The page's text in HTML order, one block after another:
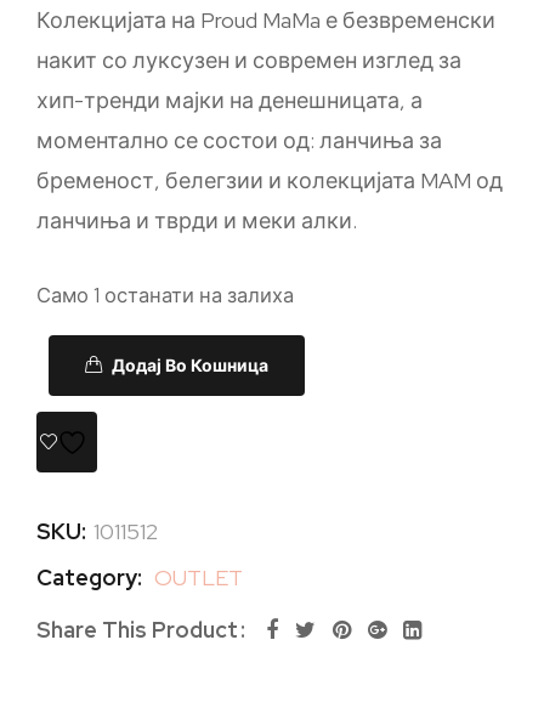
Колекцијата на Proud MaMa е безвременски
накит со луксузен и современ изглед за
хип-тренди мајки на денешницата, а
моментално се состои од: ланчиња за
бременост, белегзии и колекцијата MAM од
ланчиња и тврди и меки алки.
Само 1 останати на залиха
Додај Во Кошница
SKU: 1011512
Category: OUTLET
Share This Product